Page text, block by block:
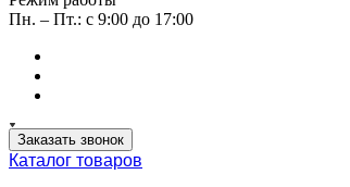
Пн. – Пт.: с 9:00 до 17:00
Заказать звонок
Каталог товаров